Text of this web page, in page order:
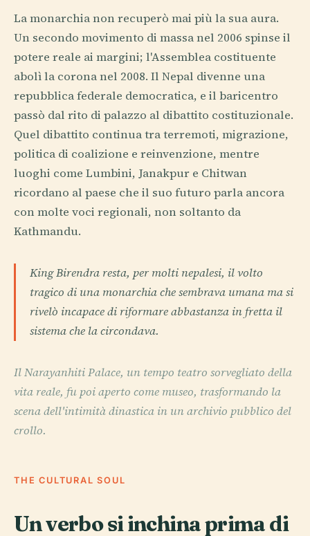
La monarchia non recuperò mai più la sua aura.
Un secondo movimento di massa nel 2006 spinse il
potere reale ai margini; l'Assemblea costituente
abolì la corona nel 2008. Il Nepal divenne una
repubblica federale democratica, e il baricentro
passò dal rito di palazzo al dibattito costituzionale.
Quel dibattito continua tra terremoti, migrazione,
politica di coalizione e reinvenzione, mentre
luoghi come Lumbini, Janakpur e Chitwan
ricordano al paese che il suo futuro parla ancora
con molte voci regionali, non soltanto da
Kathmandu.
King Birendra resta, per molti nepalesi, il volto
tragico di una monarchia che sembrava umana ma si
rivelò incapace di riformare abbastanza in fretta il
sistema che la circondava.
Il Narayanhiti Palace, un tempo teatro sorvegliato della
vita reale, fu poi aperto come museo, trasformando la
scena dell'intimità dinastica in un archivio pubblico del
crollo.
THE CULTURAL SOUL
Un verbo si inchina prima di